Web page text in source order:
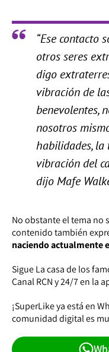
“Ese contacto
otros seres
digo
vibración de
benevolentes,
nosotros
habilidades, la
vibración del
dijo Mafe
No obstante el tema no
contenido también
naciendo actualmente
Sigue La casa de los
Canal RCN y 24/7 en la
¡SuperLike ya está en
comunidad digital es